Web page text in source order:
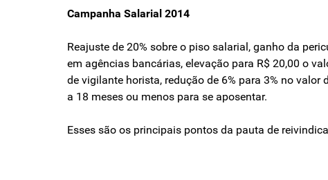
Campanha Salarial 2014
Reajuste de 20% sobre o piso salarial, ganho da
em agências bancárias, elevação para R$ 20,00 o
de vigilante horista, redução de 6% para 3% no
a 18 meses ou menos para se aposentar.
Esses são os principais pontos da pauta de